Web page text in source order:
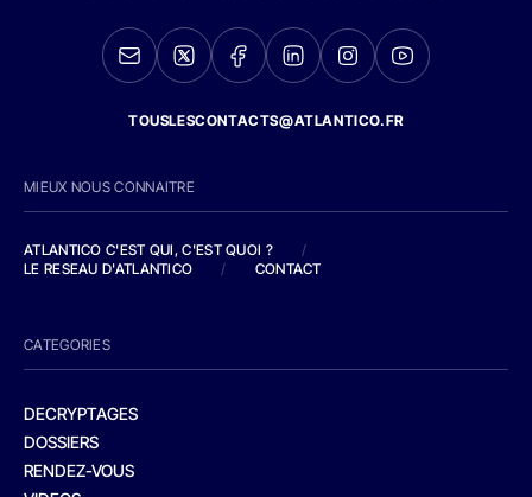
TOUSLESCONTACTS@ATLANTICO.FR
MIEUX NOUS CONNAITRE
ATLANTICO C'EST QUI, C'EST QUOI ?
/
LE RESEAU D'ATLANTICO
/ CONTACT
CATEGORIES
DECRYPTAGES
DOSSIERS
RENDEZ-VOUS